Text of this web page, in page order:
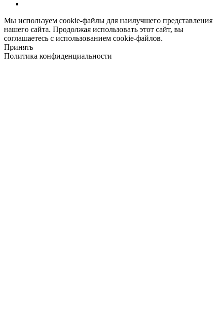
Мы используем cookie-файлы для наилучшего представления
нашего сайта. Продолжая использовать этот сайт, вы
соглашаетесь с использованием cookie-файлов.
Принять
Политика конфиденциальности